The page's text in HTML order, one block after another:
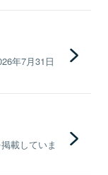
年7月31日
載していま